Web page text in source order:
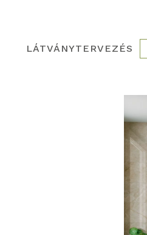
LÁTVÁNYTERVEZÉS